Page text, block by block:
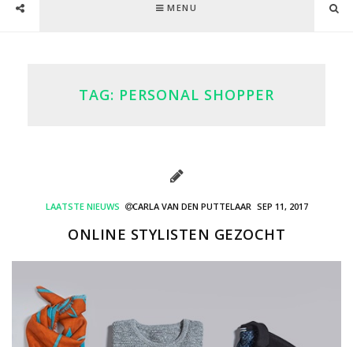
MENU
TAG: PERSONAL SHOPPER
LAATSTE NIEUWS CARLA VAN DEN PUTTELAAR SEP 11, 2017
ONLINE STYLISTEN GEZOCHT